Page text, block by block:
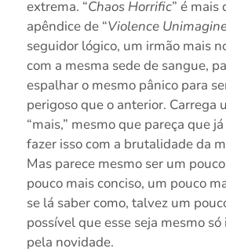
extrema. “Chaos Horrific” é mais
apêndice de “Violence
seguidor lógico, um irmão mais
com a mesma sede de sangue,
espalhar o mesmo pânico para
perigoso que o anterior. Carrega
“mais,” mesmo que pareça que
fazer isso com a brutalidade da
Mas parece mesmo ser um
pouco mais conciso, um pouco
se lá saber como, talvez um
possível que esse seja mesmo
pela novidade.